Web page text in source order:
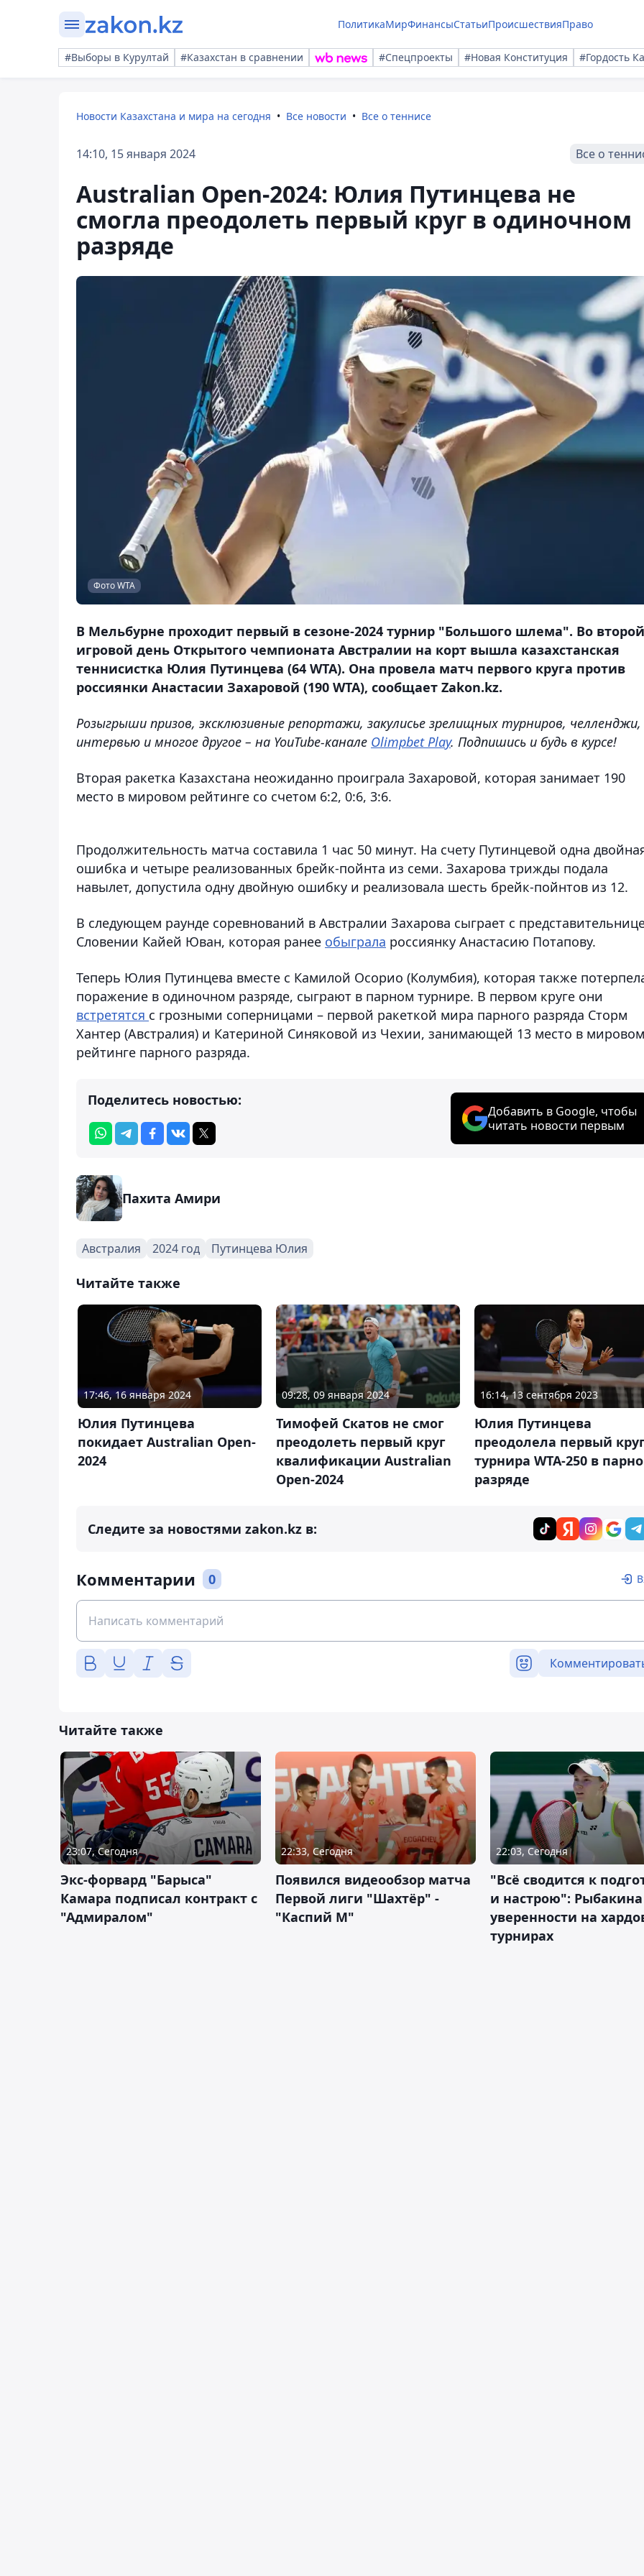
ПолитикаМирФинансыСтатьиПроисшествияПраво
#Выборы в Курултай #Казахстан в сравнении #Спецпроекты #Новая Конституция #Гордость
Новости Казахстана и мира на сегодня Все новости Все о теннисе
14:10, 15 января 2024 Все о
Australian Open-2024: Юлия Путинцева не
смогла преодолеть первый круг в одиночном
разряде
Фото WTA
В Мельбурне проходит первый в сезоне-2024 турнир "Большого шлема". Во второй
игровой день Открытого чемпионата Австралии на корт вышла казахстанская
теннисистка Юлия Путинцева (64 WTA). Она провела матч первого круга против
россиянки Анастасии Захаровой (190 WTA), сообщает Zakon.kz.
Розыгрыши призов, эксклюзивные репортажи, закулисье зрелищных турниров, челленджи,
интервью и многое другое – на YouTube-канале Olimpbet Play. Подпишись и будь в курсе!
Вторая ракетка Казахстана неожиданно проиграла Захаровой, которая занимает 190
место в мировом рейтинге со счетом 6:2, 0:6, 3:6.
Продолжительность матча составила 1 час 50 минут. На счету Путинцевой одна
ошибка и четыре реализованных брейк-пойнта из семи. Захарова трижды подала
навылет, допустила одну двойную ошибку и реализовала шесть брейк-пойнтов из 12.
В следующем раунде соревнований в Австралии Захарова сыграет с
Словении Кайей Юван, которая ранее обыграла россиянку Анастасию Потапову.
Теперь Юлия Путинцева вместе с Камилой Осорио (Колумбия), которая также
поражение в одиночном разряде, сыграют в парном турнире. В первом круге они
встретятся с грозными соперницами – первой ракеткой мира парного разряда Сторм
Хантер (Австралия) и Катериной Синяковой из Чехии, занимающей 13 место в мировом
рейтинге парного разряда.
Поделитесь новостью:
Добавить в Google, чтобы
читать новости первым
Пахита Амири
Австралия 2024 год Путинцева Юлия
Читайте также
17:46, 16 января 2024
Юлия Путинцева
покидает Australian Open-
2024
09:28, 09 января 2024
Тимофей Скатов не смог
преодолеть первый круг
квалификации Australian
Open-2024
16:14, 13 сентября 2023
Юлия Путинцева
преодолела первый
турнира WTA-250 в
разряде
Следите за новостями zakon.kz в:
Комментарии 0
Читайте также
23:07, Сегодня
Экс-форвард "Барыса"
Камара подписал контракт с
"Адмиралом"
22:33, Сегодня
Появился видеообзор матча
Первой лиги "Шахтёр" -
"Каспий М"
22:03, Сегодня
"Всё сводится к
и настрою": Рыбакина
уверенности на
турнирах